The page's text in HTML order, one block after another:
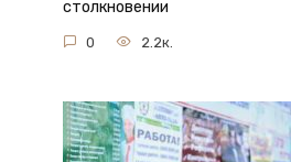
столкновении
0 2.2к.